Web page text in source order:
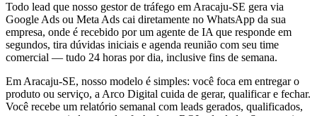
Todo lead que nosso gestor de tráfego em Aracaju-SE gera via
Google Ads ou Meta Ads cai diretamente no WhatsApp da sua
empresa, onde é recebido por um agente de IA que responde em
segundos, tira dúvidas iniciais e agenda reunião com seu time
comercial — tudo 24 horas por dia, inclusive fins de semana.
Em Aracaju-SE, nosso modelo é simples: você foca em entregar o
produto ou serviço, a Arco Digital cuida de gerar, qualificar e fechar.
Você recebe um relatório semanal com leads gerados, qualificados,